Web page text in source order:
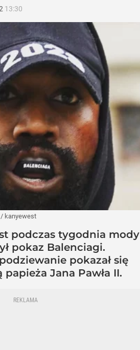
13:30
/ kanyewest
podczas tygodnia mody
pokaz Balenciagi.
pokazał się
Jana Pawła II.